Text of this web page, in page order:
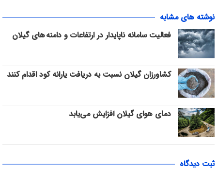
نوشته های مشابه
فعالیت سامانه ناپایدار در ارتفاعات و دامنه های گیلان
کشاورزان گیلان نسبت به دریافت یارانه کود اقدام کنند
دمای هوای گیلان افزایش می‌یابد
ثبت دیدگاه